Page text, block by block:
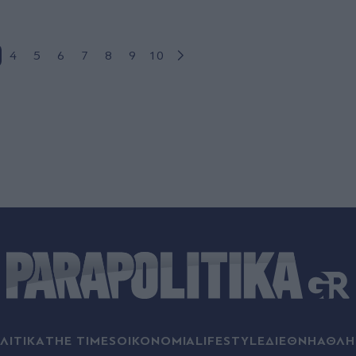
4 5 6 7 8 9 10
THE TIMESΟΙΚΟΝΟΜΙΑLIFESTYLEΔΙΕΘΝΗ